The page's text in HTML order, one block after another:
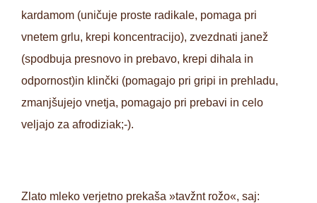
kardamom (uničuje proste radikale, pomaga pri
vnetem grlu, krepi koncentracijo), zvezdnati janež
(spodbuja presnovo in prebavo, krepi dihala in
odpornost)in klinčki (pomagajo pri gripi in prehladu,
zmanjšujejo vnetja, pomagajo pri prebavi in celo
veljajo za afrodiziak;-).
Zlato mleko verjetno prekaša »tavžnt rožo«, saj: